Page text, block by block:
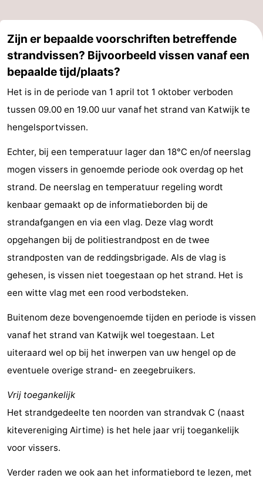
Zijn er bepaalde voorschriften betreffende
strandvissen? Bijvoorbeeld vissen vanaf een
bepaalde tijd/plaats?
Het is in de periode van 1 april tot 1 oktober verboden
tussen 09.00 en 19.00 uur vanaf het strand van Katwijk te
hengelsportvissen.
Echter, bij een temperatuur lager dan 18°C en/of neerslag
mogen vissers in genoemde periode ook overdag op het
strand. De neerslag en temperatuur regeling wordt
kenbaar gemaakt op de informatieborden bij de
strandafgangen en via een vlag. Deze vlag wordt
opgehangen bij de politiestrandpost en de twee
strandposten van de reddingsbrigade. Als de vlag is
gehesen, is vissen niet toegestaan op het strand. Het is
een witte vlag met een rood verbodsteken.
Buitenom deze bovengenoemde tijden en periode is vissen
vanaf het strand van Katwijk wel toegestaan. Let
uiteraard wel op bij het inwerpen van uw hengel op de
eventuele overige strand- en zeegebruikers.
Vrij toegankelijk
Het strandgedeelte ten noorden van strandvak C (naast
kitevereniging Airtime) is het hele jaar vrij toegankelijk
voor vissers.
Verder raden we ook aan het informatiebord te lezen, met